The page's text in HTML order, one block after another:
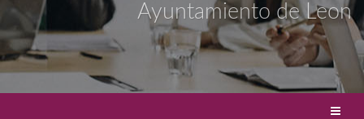
Ayuntamiento de Leon